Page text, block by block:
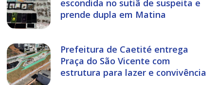
escondida no sutiã de suspeita e
prende dupla em Matina
Prefeitura de Caetité entrega
Praça do São Vicente com
estrutura para lazer e convivência